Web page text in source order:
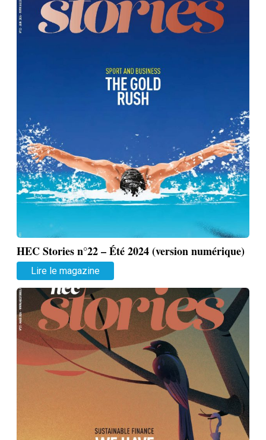
HEC Stories n°22 – Été 2024 (version numérique)
Lire le magazine